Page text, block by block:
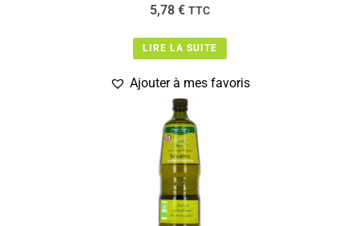
5,78 € TTC
LIRE LA SUITE
Ajouter à mes favoris